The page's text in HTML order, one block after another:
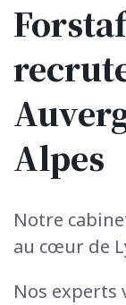
Alpes
Notre
au cœur de
Nos experts